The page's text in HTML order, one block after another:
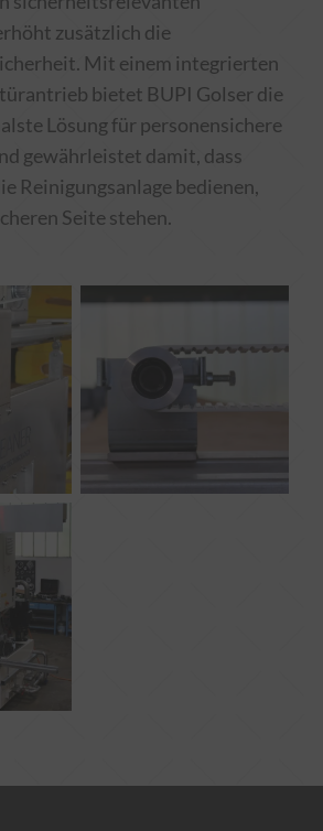
zusätzlich die
Mit einem integrierten
bietet BUPI Golser die
Lösung für personensichere
gewährleistet damit, dass
Reinigungsanlage bedienen,
Seite stehen.
Irland Details
Irland Detailszu Google Maps
Switch